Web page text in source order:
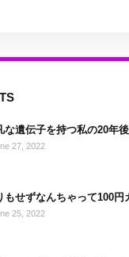
な遺伝子を持つ私の20年
27, 2022
もせずなんちゃって100円
25, 2022